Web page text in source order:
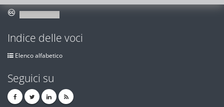
Indice delle voci
Elenco alfabetico
Seguici su